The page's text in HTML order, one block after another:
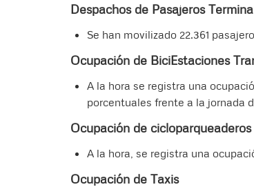
Despachos de Pasajeros
Se han movilizado 22.361
Ocupación de BiciEstaciones
A la hora se registra una
porcentuales frente a la jornada
Ocupación de
A la hora, se registra una
Ocupación de Taxis